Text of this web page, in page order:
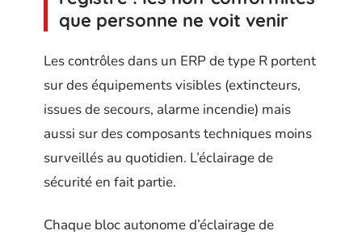
que personne ne voit venir
Les contrôles dans un ERP de type R portent
sur des équipements visibles (extincteurs,
issues de secours, alarme incendie) mais
aussi sur des composants techniques moins
surveillés au quotidien. L’éclairage de
sécurité en fait partie.
Chaque bloc autonome d’éclairage de